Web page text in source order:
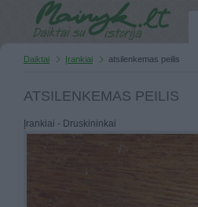
Daiktai Įrankiai atsilenkemas peilis
ATSILENKEMAS PEILIS
Įrankiai - Druskininkai